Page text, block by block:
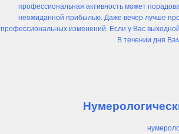
профессиональная активность может
неожиданной прибылью. Даже вечер лучше
профессиональных изменений. Если у Вас
В течении дня